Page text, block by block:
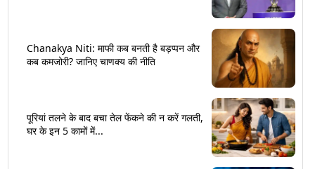
Chanakya Niti: माफी कब बनती है बड़प्पन और
कब कमजोरी? जानिए चाणक्य की नीति
पूरियां तलने के बाद बचा तेल फेंकने की न करें गलती,
घर के इन 5 कामों में...